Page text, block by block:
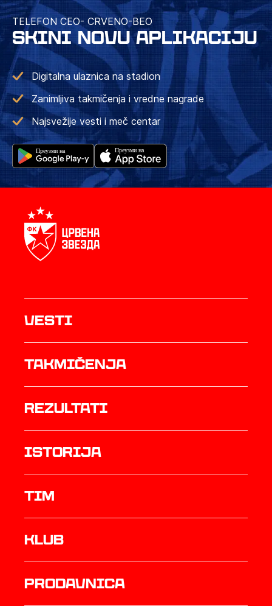
TELEFON CEO- CRVENO-BEO
SKINI NOVU APLIKACIJU
Digitalna ulaznica na stadion
Zanimljiva takmičenja i vredne nagrade
Najsvežije vesti i meč centar
Vesti
Takmičenja
rezultati
istorija
TIM
Klub
prodavnica